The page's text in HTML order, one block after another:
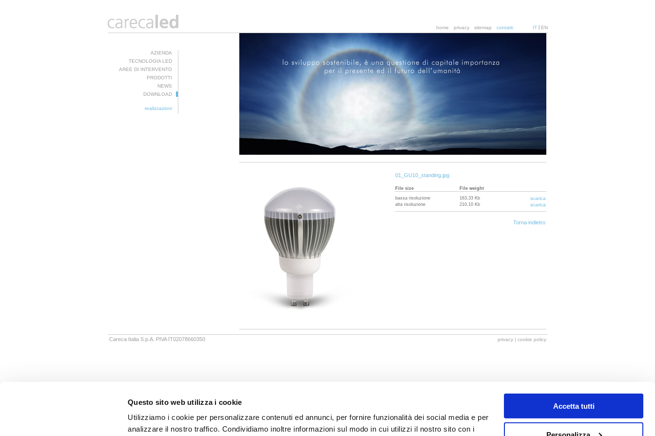
Questo sito web utilizza i cookie
Utilizziamo i cookie per personalizzare contenuti ed annunci, per fornire funzionalità dei social media e per
analizzare il nostro traffico. Condividiamo inoltre informazioni sul modo in cui utilizzi il nostro sito con i
Accetta tutti
home privacy sitemap contatti IT EN
AZIENDA
TECNOLOGIA LED
AREE DI INTERVENTO
PRODOTTI
NEWS
DOWNLOAD
realizzazioni
01_GU10_standing.jpg
File size
File weight
bassa risoluzione
163,33 Kb scarica
alta risoluzione 210,10 Kb scarica
Careca Italia S.p.A. PIVA IT02078660350 privacy | cookie policy